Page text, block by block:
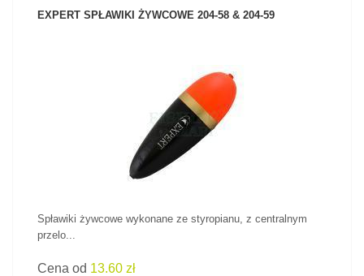
EXPERT SPŁAWIKI ŻYWCOWE 204-58 & 204-59
ZOBACZ PRODUKT
Spławiki żywcowe wykonane ze styropianu, z centralnym
przelo...
Cena od 13.60 zł